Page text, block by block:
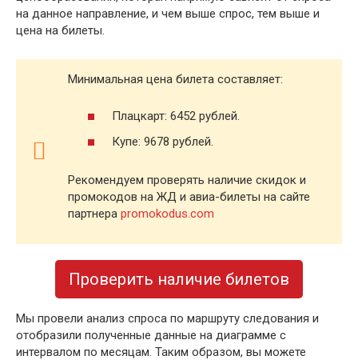
на данное направление, и чем выше спрос, тем выше и
цена на билеты.
Минимальная цена билета составляет:
Плацкарт: 6452 рублей.
Купе: 9678 рублей.
Рекомендуем проверять наличие скидок и
промокодов на ЖД и авиа-билеты на сайте
партнера promokodus.com
Проверить наличие билетов
Мы провели анализ спроса по маршруту следования и
отобразили полученные данные на диаграмме с
интервалом по месяцам. Таким образом, вы можете